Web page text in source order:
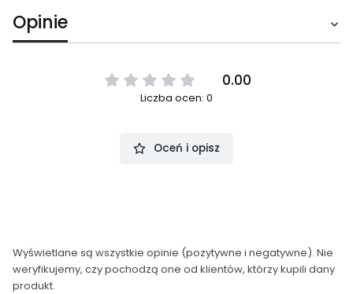
Opinie
0.00
Liczba ocen: 0
Oceń i opisz
Wyświetlane są wszystkie opinie (pozytywne i negatywne). Nie
weryfikujemy, czy pochodzą one od klientów, którzy kupili dany
produkt.